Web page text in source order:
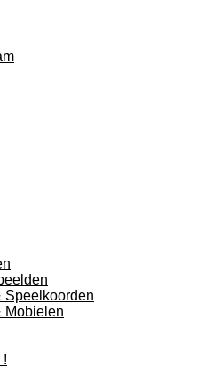
Speelkoorden
Mobielen
!